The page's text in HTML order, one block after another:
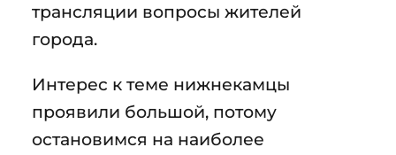
трансляции вопросы жителей
города.
Интерес к теме нижнекамцы
проявили большой, потому
остановимся на наиболее